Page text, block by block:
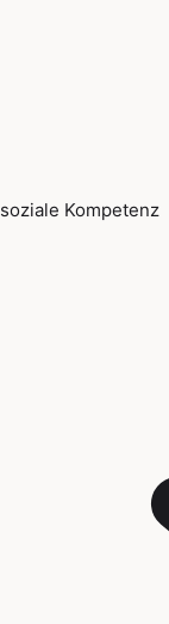
soziale Kompetenz